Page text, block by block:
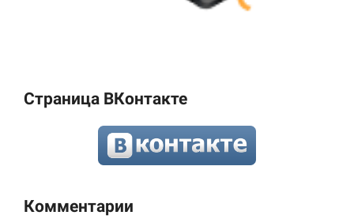
Страница ВКонтакте
Комментарии